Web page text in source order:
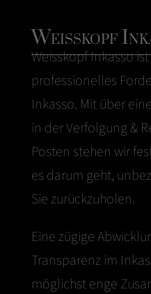
Weisskopf
WeisskopfInkassoist
professionelles
Inkasso. Mit über
in der Verfolgung &
Posten stehen wir
es darum geht,
Sie zurückzuholen.
Eine zügige
Transparenz im
möglichst enge